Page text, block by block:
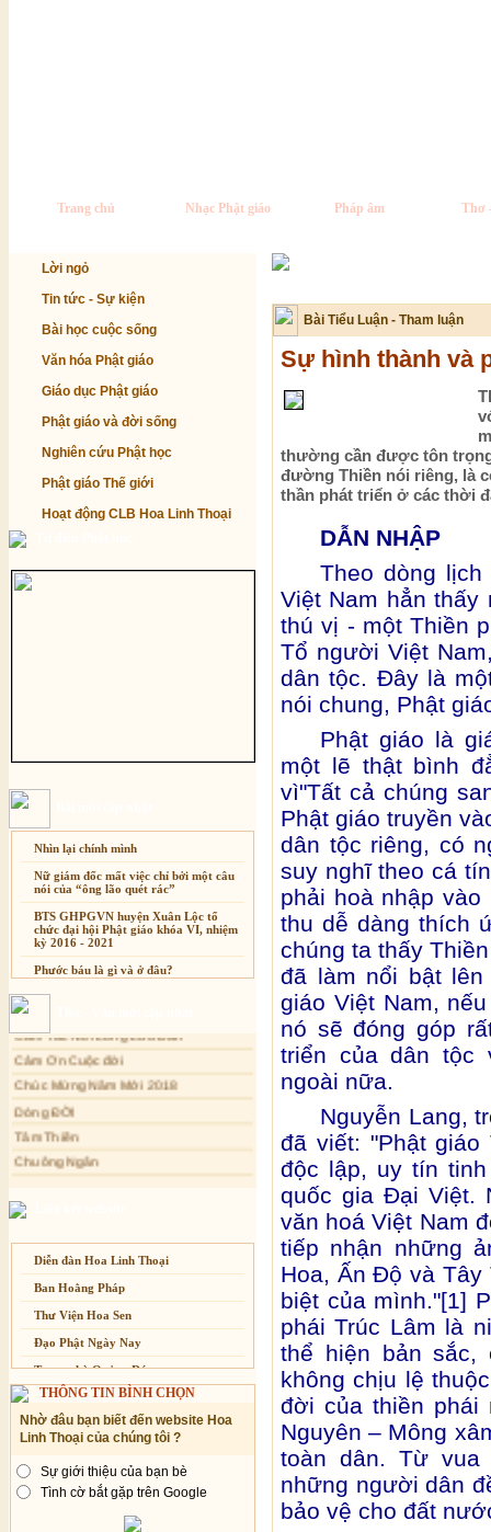
Trang chủ Nhạc Phật giáo Pháp âm Thơ
Lời ngỏ
Tin tức - Sự kiện
Bài học cuộc sống
Văn hóa Phật giáo
Giáo dục Phật giáo
Phật giáo và đời sống
Nghiên cứu Phật học
Phật giáo Thế giới
Hoạt động CLB Hoa Linh Thoại
Nhìn lại chính mình
Nữ giám đốc mất việc chỉ bởi một câu
nói của “ông lão quét rác”
BTS GHPGVN huyện Xuân Lộc tổ
chức đại hội Phật giáo khóa VI, nhiệm
kỳ 2016 - 2021
Phước báu là gì và ở đâu?
Sự thương-ghét của con người
Cải đạo: Nguyên nhân & giải pháp
Nỗi lòng của các bệnh nhân nghèo
An Giang: Tịnh thất Quy Nguyên
phát quà từ thiện tại xã Cư Yang
Tịnh xá Ngọc Đăng khai giảng Thiền
dành cho Người bận rộn
Xuân Thi
Cảm Tác Nỗi Lòng Lưu Dân
Cảm Ơn Cuộc đời
Chúc Mừng Năm Mới 2018
Dòng ĐỜI
Tâm Thiền
Chuông Ngân
Kính mừng Phật Đản
Kiếp này
Diễn đàn Hoa Linh Thoại
Ban Hoằng Pháp
Thư Viện Hoa Sen
Đạo Phật Ngày Nay
Trang nhà Quảng Đức
Báo Giác Ngộ
Vesak 2014
THÔNG TIN BÌNH CHỌN
Nhờ đâu bạn biết đến website Hoa
Linh Thoại của chúng tôi ?
Sự giới thiệu của bạn bè
Tình cờ bắt gặp trên Google
Bài Tiểu Luận - Tham luận
Sự hình thành và
thường cần được tôn
đường Thiền nói riêng, là
thần phát triển ở các thời
DẪN NHẬP
Theo dòng
Việt Nam hẳn thấy
thú vị - một Thiền
Tổ người Việt
dân tộc. Đây là
nói chung, Phật
Phật giáo là
một lẽ thật bình
vì"Tất cả chúng
Phật giáo truyền
dân tộc riêng, có
suy nghĩ theo cá
phải hoà nhập
thu dễ dàng thích
chúng ta thấy
đã làm nổi bật
giáo Việt Nam,
nó sẽ đóng góp
triển của dân tộc
ngoài nữa.
Nguyễn Lang,
đã viết: "Phật
độc lập, uy tín
quốc gia Đại Việt.
văn hoá Việt Nam
tiếp nhận những
Hoa, Ấn Độ và
biệt của mình."[1]
phái Trúc Lâm là
thể hiện bản
không chịu lệ
đời của thiền phái
Nguyên – Mông
toàn dân. Từ
những người dân
bảo vệ cho đất